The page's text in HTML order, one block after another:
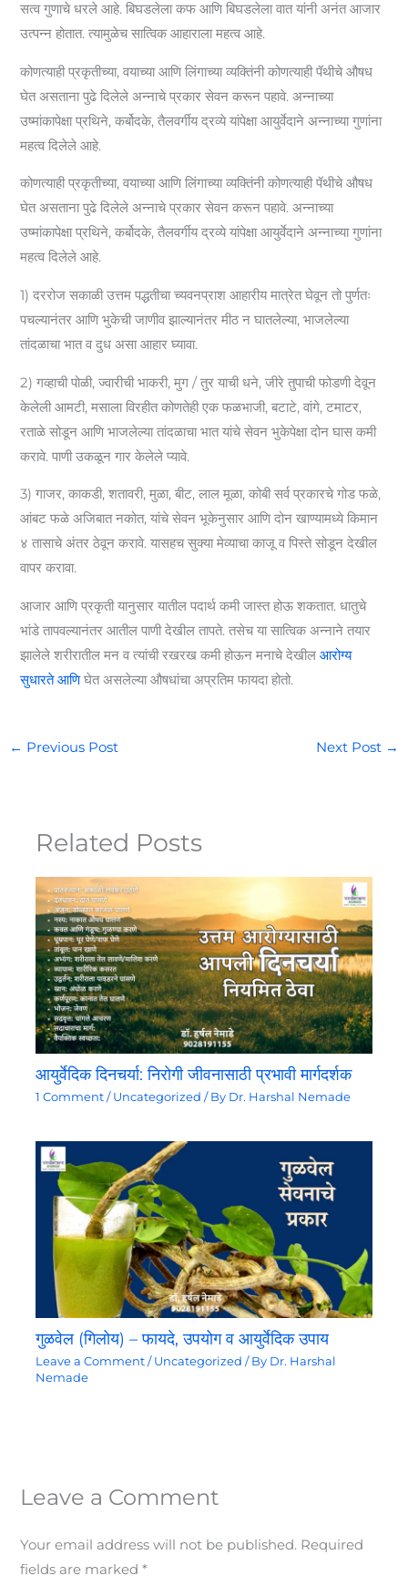
सत्व गुणाचे धरले आहे. बिघडलेला कफ आणि बिघडलेला वात यांनी अनंत आजार
उत्पन्न होतात. त्यामुळेच सात्विक आहाराला महत्व आहे.
कोणत्याही प्रकृतीच्या, वयाच्या आणि लिंगाच्या व्यक्तिंनी कोणत्याही पॅथीचे औषध
घेत असताना पुढे दिलेले अन्नाचे प्रकार सेवन करून पहावे. अन्नाच्या
उष्मांकापेक्षा प्रथिने, कर्बोदके, तैलवर्गीय द्रव्ये यांपेक्षा आयुर्वेदाने अन्नाच्या गुणांना
महत्व दिलेले आहे.
कोणत्याही प्रकृतीच्या, वयाच्या आणि लिंगाच्या व्यक्तिंनी कोणत्याही पॅथीचे औषध
घेत असताना पुढे दिलेले अन्नाचे प्रकार सेवन करून पहावे. अन्नाच्या
उष्मांकापेक्षा प्रथिने, कर्बोदके, तैलवर्गीय द्रव्ये यांपेक्षा आयुर्वेदाने अन्नाच्या गुणांना
महत्व दिलेले आहे.
1) दररोज सकाळी उत्तम पद्धतीचा च्यवनप्राश आहारीय मात्रेत घेवून तो पुर्णतः
पचल्यानंतर आणि भुकेची जाणीव झाल्यानंतर मीठ न घातलेल्या, भाजलेल्या
तांदळाचा भात व दुध असा आहार घ्यावा.
2) गव्हाची पोळी, ज्वारीची भाकरी, मुग / तुर याची धने, जीरे तुपाची फोडणी देवून
केलेली आमटी, मसाला विरहीत कोणतेही एक फळभाजी, बटाटे, वांगे, टमाटर,
रताळे सोडून आणि भाजलेल्या तांदळाचा भात यांचे सेवन भुकेपेक्षा दोन घास कमी
करावे. पाणी उकळून गार केलेले प्यावे.
3) गाजर, काकडी, शतावरी, मुळा, बीट, लाल मूळा, कोबी सर्व प्रकारचे गोड फळे,
आंबट फळे अजिबात नकोत, यांचे सेवन भूकेनुसार आणि दोन खाण्यामध्ये किमान
४ तासाचे अंतर ठेवून करावे. यासहच सुक्या मेव्याचा काजू व पिस्ते सोडून देखील
वापर करावा.
आजार आणि प्रकृती यानुसार यातील पदार्थ कमी जास्त होऊ शकतात. धातुचे
भांडे तापवल्यानंतर आतील पाणी देखील तापते. तसेच या सात्विक अन्नाने तयार
झालेले शरीरातील मन व त्यांची रखरख कमी होऊन मनाचे देखीलआरोग्य
सुधारते आणिघेत असलेल्या औषधांचा अप्रतिम फायदा होतो.
← Previous Post Next Post →
Related Posts
आयुर्वेदिक दिनचर्या: निरोगी जीवनासाठी प्रभावी मार्गदर्शक
1 Comment / Uncategorized / By Dr. Harshal Nemade
गुळवेल (गिलोय) – फायदे, उपयोग व आयुर्वेदिक उपाय
Leave a Comment / Uncategorized / By Dr. Harshal
Nemade
Leave a Comment
Your email address will not be published. Required
fields are marked*